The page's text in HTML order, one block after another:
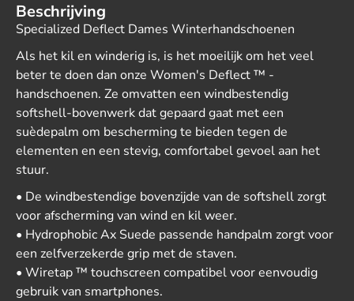
Beschrijving
Specialized Deflect Dames Winterhandschoenen
Als het kil en winderig is, is het moeilijk om het veel
beter te doen dan onze Women's Deflect ™ -
handschoenen. Ze omvatten een windbestendig
softshell-bovenwerk dat gepaard gaat met een
suèdepalm om bescherming te bieden tegen de
elementen en een stevig, comfortabel gevoel aan het
stuur.
• De windbestendige bovenzijde van de softshell zorgt
voor afscherming van wind en kil weer.
• Hydrophobic Ax Suede passende handpalm zorgt voor
een zelfverzekerde grip met de staven.
• Wiretap ™ touchscreen compatibel voor eenvoudig
gebruik van smartphones.